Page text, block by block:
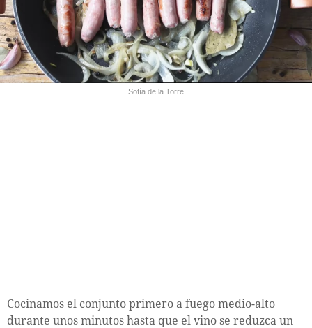
Sofía de la Torre
Cocinamos el conjunto primero a fuego medio-alto
durante unos minutos hasta que el vino se reduzca un